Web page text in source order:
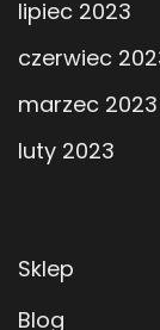
lipiec 2023
czerwiec
marzec 2023
luty 2023
Sklep
Blog